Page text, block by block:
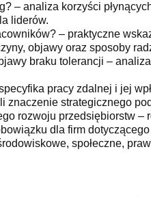
– analiza korzyści
liderów.
– praktyczne
objawy oraz sposoby
braku tolerancji –
pracy zdalnej i jej
znaczenie strategicznego
rozwoju przedsiębiorstw
dla firm
społeczne,